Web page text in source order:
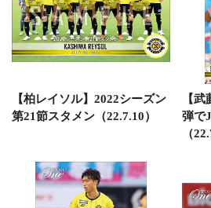
【柏レイソル】2022シーズン
第21節スタメン（22.7.10）
【
弾で
（